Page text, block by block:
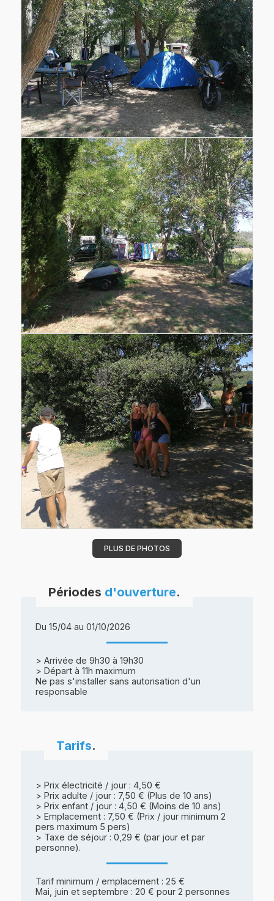
PLUS DE PHOTOS
Périodes d'ouverture.
Du 15/04 au 01/10/2026
> Arrivée de 9h30 à 19h30
> Départ à 11h maximum
Ne pas s'installer sans autorisation d'un
responsable
Tarifs.
> Prix électricité / jour : 4,50 €
> Prix adulte / jour : 7,50 € (Plus de 10 ans)
> Prix enfant / jour : 4,50 € (Moins de 10 ans)
> Emplacement : 7,50 € (Prix / jour minimum 2
pers maximum 5 pers)
> Taxe de séjour : 0,29 € (par jour et par
personne).
Tarif minimum / emplacement : 25 €
Mai, juin et septembre : 20 € pour 2 personnes